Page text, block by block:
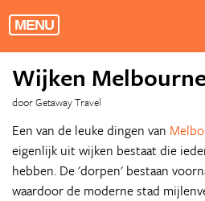
MENU
Wijken
door Getaway Travel
Een van de leuke dingen van
eigenlijk uit wijken bestaat die
hebben. De 'dorpen' bestaan
waardoor de moderne stad